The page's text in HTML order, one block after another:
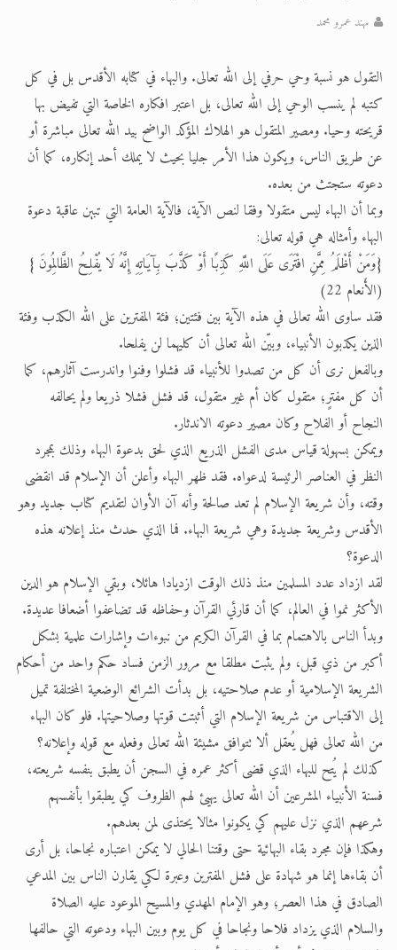
مهند عمرو محمد
التقول هو نسبة وحي حرفي إلى الله تعالى. والبهاء في كتابه الأقدس بل في كل
كتبه لم ينسب الوحي إلى الله تعالى، بل اعتبر افكاره الخاصة التي تفيض بها
قريحته وحيا. ومصير المتقول هو الهلاك المؤكد الواضح بيد الله تعالى مباشرة أو
عن طريق الناس، ويكون هذا الأمر جليا بحيث لا يملك أحد إنكاره، كما أن
دعوته ستجتث من بعده.
وبما أن البهاء ليس متقولا وفقا لنص الآية، فالآية العامة التي تبين عاقبة دعوة
البهاء وأمثاله هي قوله تعالى:
{وَمَنْ أَظْلَمُ مِمَّنِ افْتَرَى عَلَى اللَّهِ كَذِبًا أَوْ كَذَّبَ بِآيَاتِهِ إِنَّهُ لَا يُفْلِحُ الظَّالِمُونَ }
(الأَنعام 22)
فقد ساوى الله تعالى في هذه الآية بين فئتين؛ فئة المفترين على الله الكذب وفئة
الذين يكذبون الأنبياء، وبيّن الله تعالى أن كليهما لن يفلحا.
وبالفعل نرى أن كل من تصدوا للأنبياء قد فشلوا وفنوا واندرست آثارهم، كما
أن كل مفترٍ؛ متقول كان أم غير متقول، قد فشل فشلا ذريعا ولم يحالفه
النجاح أو الفلاح وكان مصير دعوته الاندثار.
ويمكن بسهولة قياس مدى الفشل الذريع الذي لحق بدعوة البهاء وذلك بمجرد
النظر في العناصر الرئيسة لدعواه. فقد ظهر البهاء وأعلن أن الإسلام قد انقضى
وقته، وأن شريعة الإسلام لم تعد صالحة وأنه آن الأوان لتقديم كتاب جديد وهو
الأقدس وشريعة جديدة وهي شريعة البهاء. فما الذي حدث منذ إعلانه هذه
الدعوة؟
لقد ازداد عدد المسلمين منذ ذلك الوقت ازديادا هائلا، وبقي الإسلام هو الدين
الأكثر نموا في العالم، كما أن قارئي القرآن وحفاظه قد تضاعفوا أضعافا عديدة.
وبدأ الناس بالاهتمام بما في القرآن الكريم من نبوءات وإشارات علمية بشكل
أكبر من ذي قبل، ولم يثبت مطلقا مع مرور الزمن فساد حكم واحد من أحكام
الشريعة الإسلامية أو عدم صلاحتيه، بل بدأت الشرائع الوضعية المختلفة تميل
إلى الاقتباس من شريعة الإسلام التي أثبتت قوتها وصلاحيتها. فلو كان البهاء
من الله تعالى فهل يُعقل ألا تتوافق مشيئة الله تعالى وفعله مع قوله وإعلانه؟
كذلك لم يُتح للبهاء الذي قضى أكثر عمره في السجن أن يطبق بنفسه شريعته،
فسنة الأنبياء المشرعين أن الله تعالى يهيئ لهم الظروف كي يطبقوا بأنفسهم
شرعهم الذي نزل عليهم كي يكونوا مثالا يحتذى لمن بعدهم.
وهكذا فإن مجرد بقاء البهائية حتى وقتنا الحالي لا يمكن اعتباره نجاحا، بل أرى
أن بقاءها إنما هو شهادة على فشل المفترين وعبرة لكي يقارن الناس بين المدعي
الصادق في هذا العصر؛ وهو الإمام المهدي والمسيح الموعود عليه الصلاة
والسلام الذي يزداد فلاحا ونجاحا في كل يوم وبين البهاء ودعوته التي حالفها